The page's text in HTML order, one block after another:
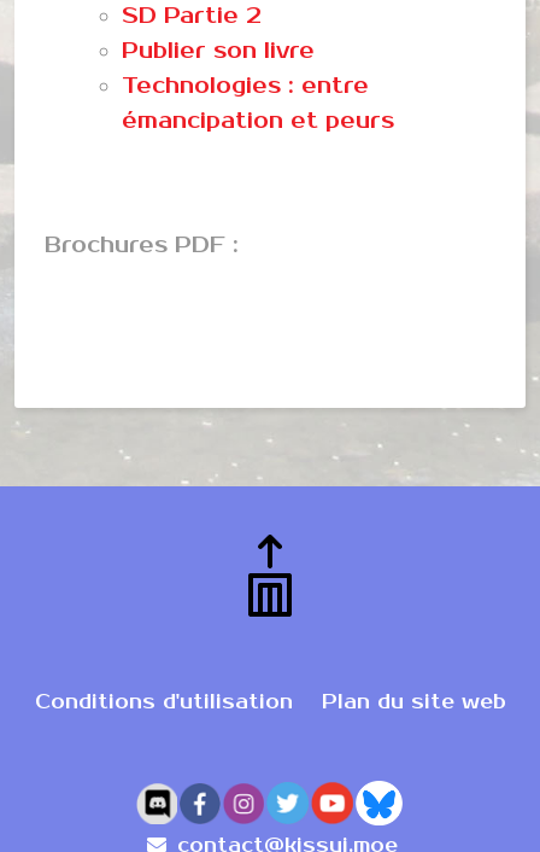
SD Partie 2
Publier son livre
Technologies : entre
émancipation et peurs
Brochures PDF :
Conditions d'utilisation Plan du site web
contact@kissui.moe